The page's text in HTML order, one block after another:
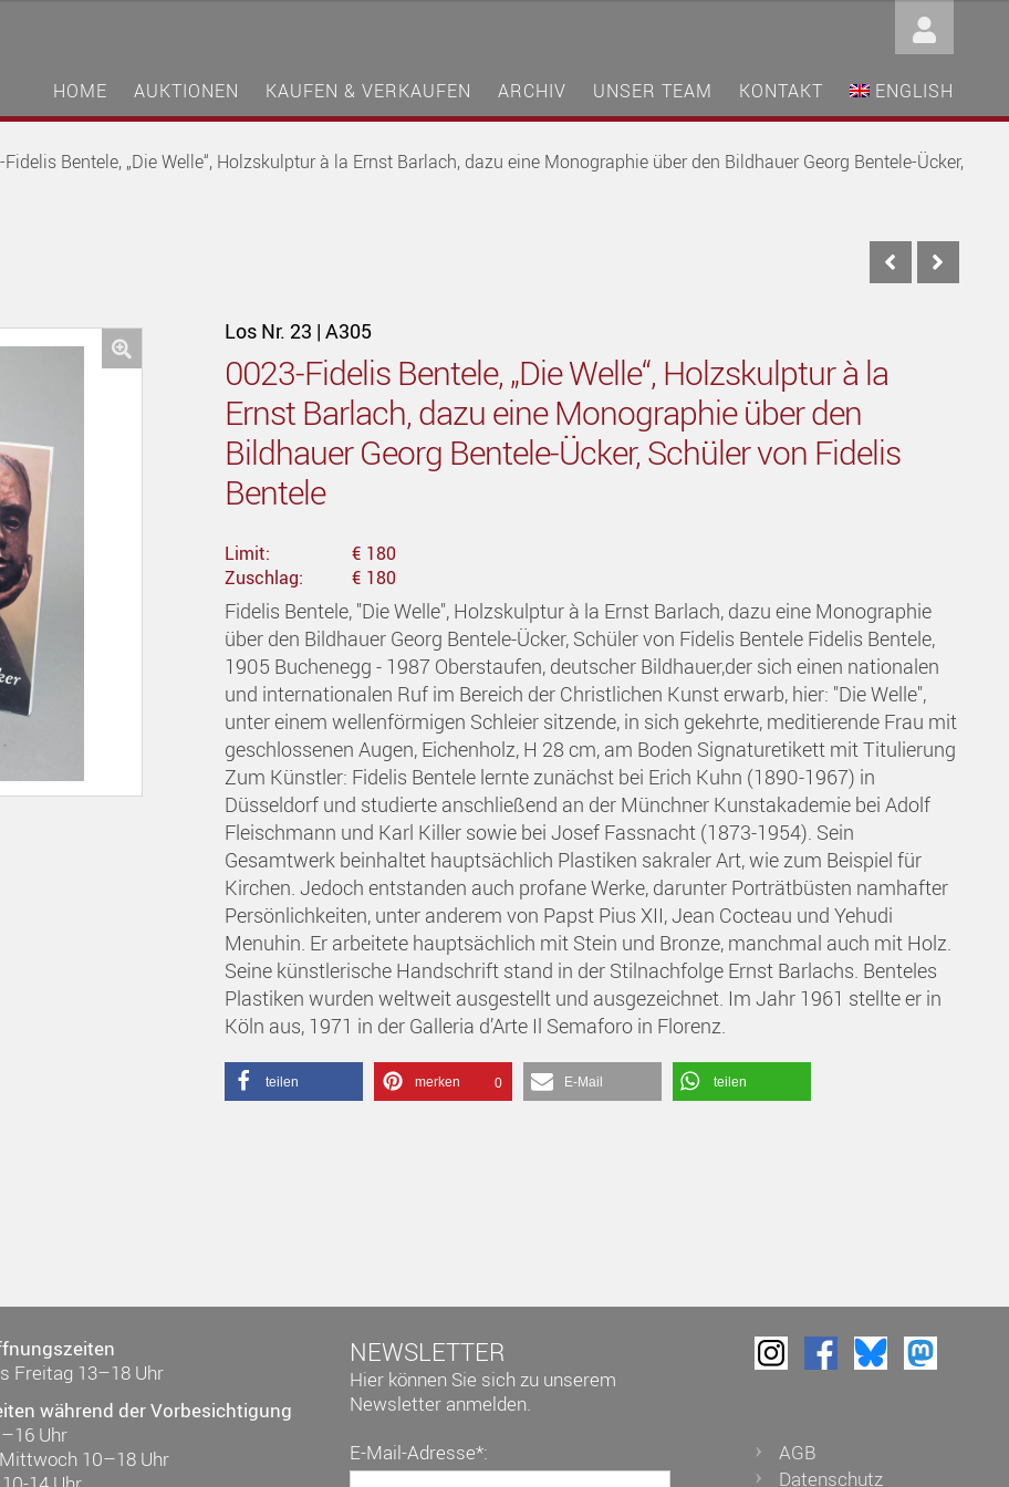
HOME AUKTIONEN KAUFEN & VERKAUFEN ARCHIV UNSER TEAM KONTAKT ENGLISH
Bentele, „Die Welle“, Holzskulptur à la Ernst Barlach, dazu eine Monographie über den Bildhauer Georg Bentele-Ücker,
Los Nr. 23 | A305
0023-Fidelis Bentele, „Die Welle“, Holzskulptur à la
Ernst Barlach, dazu eine Monographie über den
Bildhauer Georg Bentele-Ücker, Schüler von Fidelis
Bentele
Limit:
€ 180
Zuschlag:
€ 180
Fidelis Bentele, "Die Welle", Holzskulptur à la Ernst Barlach, dazu eine Monographie
über den Bildhauer Georg Bentele-Ücker, Schüler von Fidelis Bentele Fidelis Bentele,
1905 Buchenegg - 1987 Oberstaufen, deutscher Bildhauer,der sich einen nationalen
und internationalen Ruf im Bereich der Christlichen Kunst erwarb, hier: "Die Welle",
unter einem wellenförmigen Schleier sitzende, in sich gekehrte, meditierende Frau mit
geschlossenen Augen, Eichenholz, H 28 cm, am Boden Signaturetikett mit Titulierung
Zum Künstler: Fidelis Bentele lernte zunächst bei Erich Kuhn (1890-1967) in
Düsseldorf und studierte anschließend an der Münchner Kunstakademie bei Adolf
Fleischmann und Karl Killer sowie bei Josef Fassnacht (1873-1954). Sein
Gesamtwerk beinhaltet hauptsächlich Plastiken sakraler Art, wie zum Beispiel für
Kirchen. Jedoch entstanden auch profane Werke, darunter Porträtbüsten namhafter
Persönlichkeiten, unter anderem von Papst Pius XII, Jean Cocteau und Yehudi
Menuhin. Er arbeitete hauptsächlich mit Stein und Bronze, manchmal auch mit Holz.
Seine künstlerische Handschrift stand in der Stilnachfolge Ernst Barlachs. Benteles
Plastiken wurden weltweit ausgestellt und ausgezeichnet. Im Jahr 1961 stellte er in
Köln aus, 1971 in der Galleria d’Arte Il Semaforo in Florenz.
teilen merken 0 E-Mail teilen
Freitag 13–18 Uhr
während der Vorbesichtigung
Uhr
10–18 Uhr
NEWSLETTER
Hier können Sie sich zu unserem
Newsletter anmelden.
E-Mail-Adresse*:
AGB
Datenschutz